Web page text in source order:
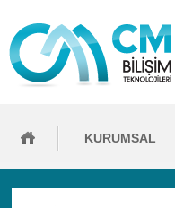
KURUMSAL